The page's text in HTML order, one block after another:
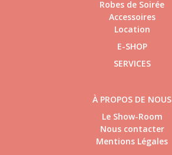
Robes de Soirée
Accessoires
Location
E-SHOP
SERVICES
À PROPOS DE NOUS
Le Show-Room
Nous contacter
Mentions Légales